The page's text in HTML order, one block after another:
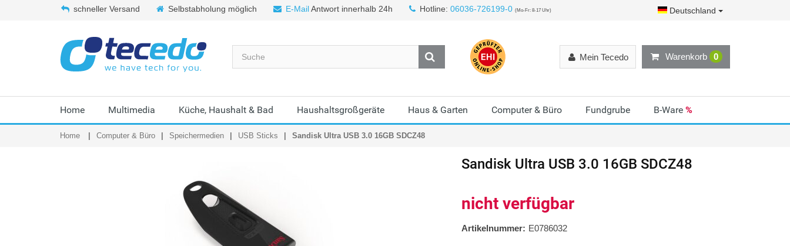
schneller Versand Selbstabholung möglich E-MailAntwort innerhalb 24h Hotline: 06036-726199-0 (Mo-Fr: 8-17 Uhr) Deutschland
Warenkorb 0
Mein Tecedo
Home Multimedia Küche, Haushalt & Bad Haushaltsgroßgeräte Haus & Garten Computer & Büro Fundgrube B-Ware %
Home Computer & Büro Speichermedien USB Sticks Sandisk Ultra USB 3.0 16GB SDCZ48
Sandisk Ultra USB 3.0 16GB SDCZ48
nicht verfügbar
Artikelnummer: E0786032